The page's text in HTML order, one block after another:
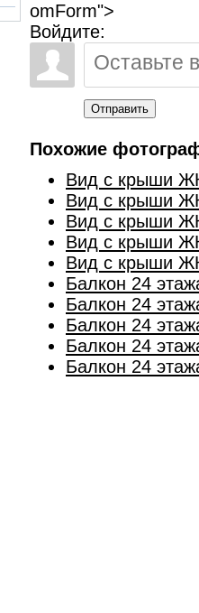
omForm">
Войдите:
Отправить
Похожие
Вид с крыши
Вид с крыши
Вид с крыши
Вид с крыши
Вид с крыши
Балкон 24
Балкон 24
Балкон 24
Балкон 24
Балкон 24